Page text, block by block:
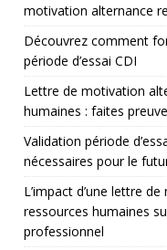
motivation alternance
Découvrez comment
période d’essai CDI
Lettre de motivation
humaines : faites
Validation période
nécessaires pour le
L’impact d’une lettre
ressources humaines
professionnel